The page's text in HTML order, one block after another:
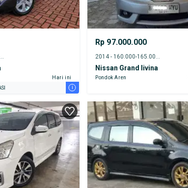
2016 - 90.000-95.000 km
Hari ini
i
Rp 97.000.000
2014 - 160.000-165.000 km
Nissan Grand livina
Pondok Aren